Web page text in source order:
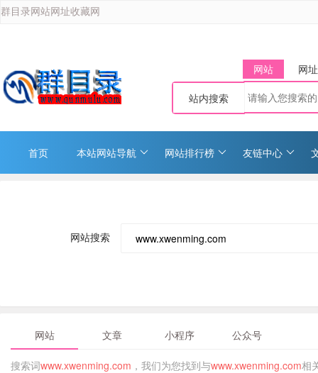
群目录网站网址收藏网
网站 网址
站内搜索
首页 本站网站导航 网站排行榜 友链中心
网站搜索
网站 文章 小程序 公众号
搜索词www.xwenming.com ，我们为您找到与www.xwenming.com相